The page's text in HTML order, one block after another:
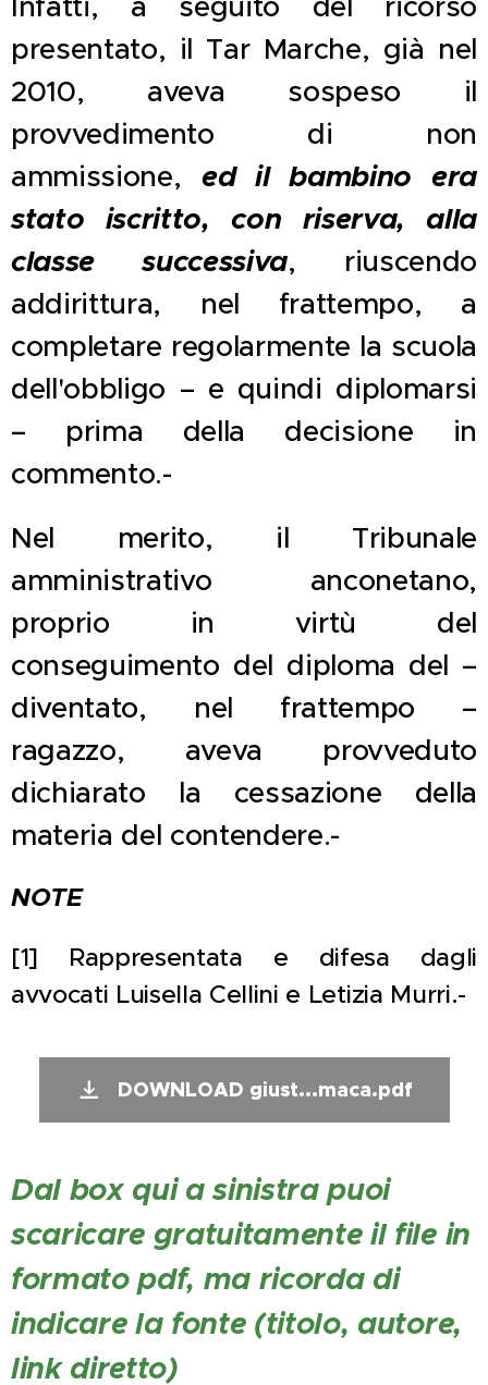
presentato, il Tar Marche, già nel
2010, aveva sospeso il
provvedimento di non
ammissione,ed il bambino era
stato iscritto, con riserva, alla
classe successiva, riuscendo
addirittura, nel frattempo, a
completare regolarmente la scuola
dell'obbligo – e quindi diplomarsi
– prima della decisione in
commento.-
Nel merito, il Tribunale
amministrativo anconetano,
proprio in virtù del
conseguimento del diploma del –
diventato, nel frattempo –
ragazzo, aveva provveduto
dichiarato la cessazione della
materia del contendere.-
NOTE
[1] Rappresentata e difesa dagli
avvocati Luisella Cellini e Letizia Murri.-
DOWNLOAD giust...maca.pdf
Dal box qui a sinistra puoi
scaricare gratuitamente il file in
formato pdf, ma ricorda di
indicare la fonte (titolo, autore,
link diretto)